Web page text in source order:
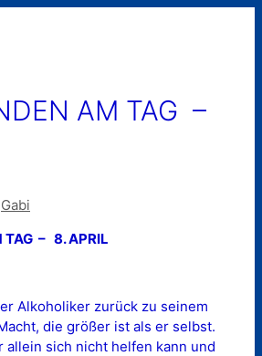
AM TAG –
Gabi
TAG – 8. APRIL
Alkoholiker zurück zu seinem
die größer ist als er selbst.
allein sich nicht helfen kann und